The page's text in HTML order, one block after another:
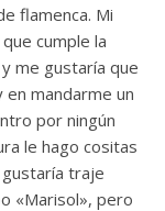
flamenca. Mi
cumple la
me gustaría que
mandarme un
por ningún
le hago cositas
traje
«Marisol», pero